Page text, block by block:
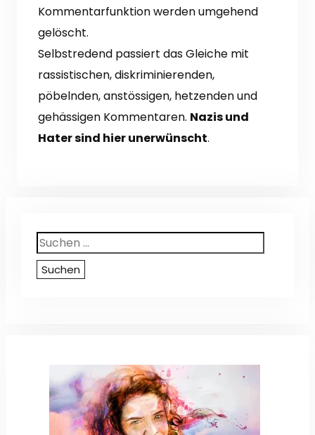
Kommentarfunktion werden umgehend
gelöscht.
Selbstredend passiert das Gleiche mit
rassistischen, diskriminierenden,
pöbelnden, anstössigen, hetzenden und
gehässigen Kommentaren. Nazis und
Hater sind hier unerwünscht.
Suchen
nach: